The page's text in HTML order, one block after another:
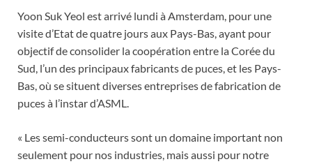
Yoon Suk Yeol est arrivé lundi à Amsterdam, pour une
visite d’Etat de quatre jours aux Pays-Bas, ayant pour
objectif de consolider la coopération entre la Corée du
Sud, l’un des principaux fabricants de puces, et les Pays-
Bas, où se situent diverses entreprises de fabrication de
puces à l’instar d’ASML.
« Les semi-conducteurs sont un domaine important non
seulement pour nos industries, mais aussi pour notre